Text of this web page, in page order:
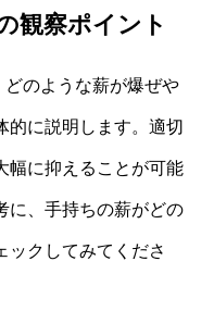
観察ポイント
のような薪が爆ぜや
的に説明します。適切
幅に抑えることが可能
に、手持ちの薪がどの
ックしてみてくださ